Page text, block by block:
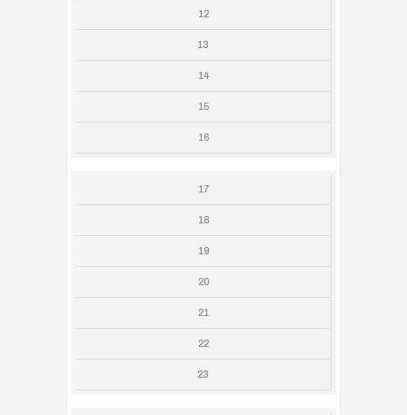
12
13
14
15
16
17
18
19
20
21
22
23